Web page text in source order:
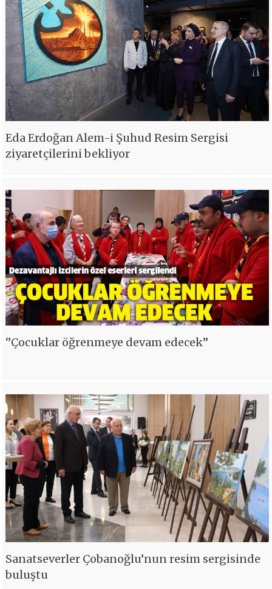
Eda Erdoğan Alem-i Şuhud Resim Sergisi
ziyaretçilerini bekliyor
‘’Çocuklar öğrenmeye devam edecek’’
Sanatseverler Çobanoğlu’nun resim sergisinde
buluştu